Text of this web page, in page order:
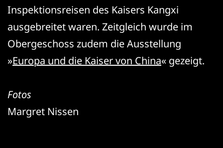
Inspektionsreisen des Kaisers Kangxi
ausgebreitet waren. Zeitgleich wurde im
Obergeschoss zudem die Ausstellung
»Europa und die Kaiser von China« gezeigt.
Fotos
Margret Nissen